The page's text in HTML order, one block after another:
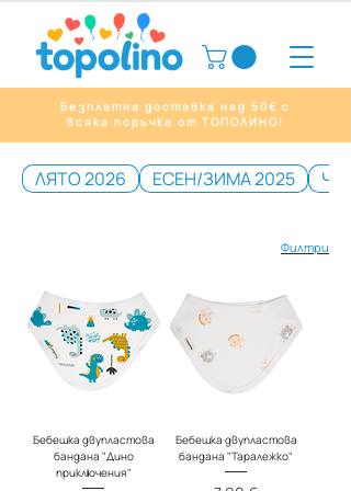
Безплатна доставка над 50€ с
всяка поръчка от ТОПОЛИНО!
ЛЯТО 2026 ЕСЕН/ЗИМА 2025
Филтри
Бебешка двупластова
бандана "Дино
приключения"
Бебешка двупластова
бандана "Таралежко"